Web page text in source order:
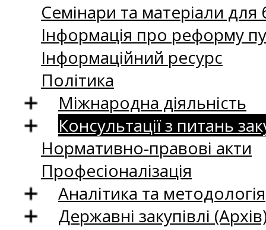
Семінари та матеріали для
Інформація про реформу
Інформаційний ресурс
Політика
Міжнародна діяльність
Консультації з питань
Нормативно-правові акти
Професіоналізація
Аналітика та методологія
Державні закупівлі